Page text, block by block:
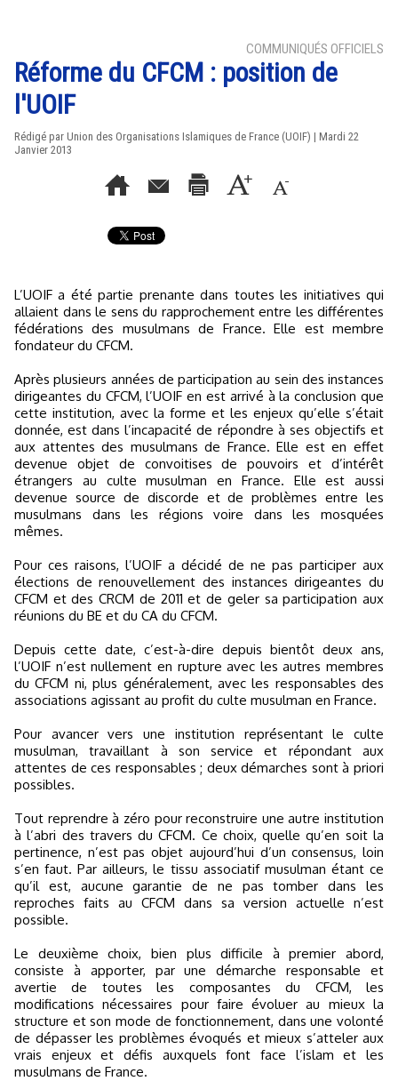
COMMUNIQUÉS OFFICIELS
Réforme du CFCM : position de
l'UOIF
Rédigé par Union des Organisations Islamiques de France (UOIF) | Mardi 22
Janvier 2013
L’UOIF a été partie prenante dans toutes les initiatives qui
allaient dans le sens du rapprochement entre les différentes
fédérations des musulmans de France. Elle est membre
fondateur du CFCM.
Après plusieurs années de participation au sein des instances
dirigeantes du CFCM, l’UOIF en est arrivé à la conclusion que
cette institution, avec la forme et les enjeux qu’elle s’était
donnée, est dans l’incapacité de répondre à ses objectifs et
aux attentes des musulmans de France. Elle est en effet
devenue objet de convoitises de pouvoirs et d’intérêt
étrangers au culte musulman en France. Elle est aussi
devenue source de discorde et de problèmes entre les
musulmans dans les régions voire dans les mosquées
mêmes.
Pour ces raisons, l’UOIF a décidé de ne pas participer aux
élections de renouvellement des instances dirigeantes du
CFCM et des CRCM de 2011 et de geler sa participation aux
réunions du BE et du CA du CFCM.
Depuis cette date, c’est-à-dire depuis bientôt deux ans,
l’UOIF n’est nullement en rupture avec les autres membres
du CFCM ni, plus généralement, avec les responsables des
associations agissant au profit du culte musulman en France.
Pour avancer vers une institution représentant le culte
musulman, travaillant à son service et répondant aux
attentes de ces responsables ; deux démarches sont à priori
possibles.
Tout reprendre à zéro pour reconstruire une autre institution
à l’abri des travers du CFCM. Ce choix, quelle qu’en soit la
pertinence, n’est pas objet aujourd’hui d’un consensus, loin
s’en faut. Par ailleurs, le tissu associatif musulman étant ce
qu’il est, aucune garantie de ne pas tomber dans les
reproches faits au CFCM dans sa version actuelle n’est
possible.
Le deuxième choix, bien plus difficile à premier abord,
consiste à apporter, par une démarche responsable et
avertie de toutes les composantes du CFCM, les
modifications nécessaires pour faire évoluer au mieux la
structure et son mode de fonctionnement, dans une volonté
de dépasser les problèmes évoqués et mieux s’atteler aux
vrais enjeux et défis auxquels font face l’islam et les
musulmans de France.